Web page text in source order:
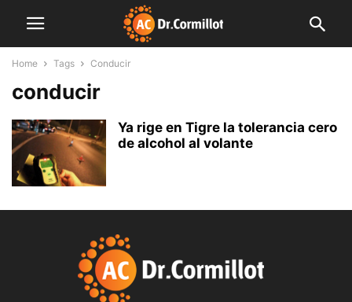
Home Tags Conducir
conducir
Ya rige en Tigre la tolerancia cero
de alcohol al volante